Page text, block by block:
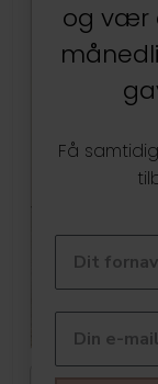
og vær
Få